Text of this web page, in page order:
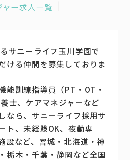
ャー求人一覧
サニーライフ玉川学園で
ける仲間を募集しておりま
能訓練指導員（PT・OT・
士、ケアマネジャーなど
なら、サニーライフ採用サ
ト、未経験OK、夜勤専
設など、宮城・北海道・神
栃木・千葉・静岡など全国